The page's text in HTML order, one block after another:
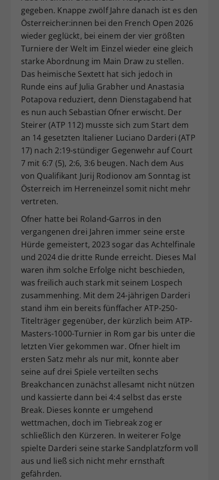
gegeben. Knappe zwölf Jahre danach ist es den
Österreicher:innen bei den French Open 2026
wieder geglückt, bei einem der vier größten
Turniere der Welt im Einzel wieder eine gleich
starke Abordnung im Main Draw zu stellen.
Das heimische Sextett hat sich jedoch in
Runde eins auf Julia Grabher und Anastasia
Potapova reduziert, denn Dienstagabend hat
es nun auch Sebastian Ofner erwischt. Der
Steirer (ATP 112) musste sich zum Start dem
an 14 gesetzten Italiener Luciano Darderi (ATP
17) nach 2:19-stündiger Gegenwehr auf Court
7 mit 6:7 (5), 2:6, 3:6 beugen. Nach dem Aus
von Qualifikant Jurij Rodionov am Sonntag ist
Österreich im Herreneinzel somit nicht mehr
vertreten.
Ofner hatte bei Roland-Garros in den
vergangenen drei Jahren immer seine erste
Hürde gemeistert, 2023 sogar das Achtelfinale
und 2024 die dritte Runde erreicht. Dieses Mal
waren ihm solche Erfolge nicht beschieden,
was freilich auch stark mit seinem Lospech
zusammenhing. Mit dem 24-jährigen Darderi
stand ihm ein bereits fünffacher ATP-250-
Titelträger gegenüber, der kürzlich beim ATP-
Masters-1000-Turnier in Rom gar bis unter die
letzten Vier gekommen war. Ofner hielt im
ersten Satz mehr als nur mit, konnte aber
seine auf drei Spiele verteilten sechs
Breakchancen zunächst allesamt nicht nützen
und kassierte dann bei 4:4 selbst das erste
Break. Dieses konnte er umgehend
wettmachen, doch im Tiebreak zog er
schließlich den Kürzeren. In weiterer Folge
spielte Darderi seine starke Sandplatzform voll
aus und ließ sich nicht mehr ernsthaft
gefährden.
Zweck
Dieser Wert speichert Ihre Consent-
Einstellungen. Unter anderem eine
zufällig generierte ID, für die
historische Speicherung Ihrer
vorgenommen Einstellungen, falls der
Webseiten-Betreiber dies eingestellt
hat.